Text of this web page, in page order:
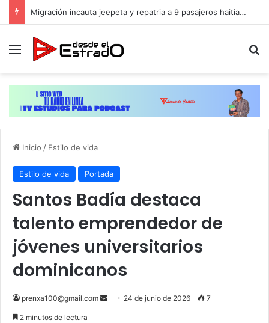
Migración incauta jeepeta y repatria a 9 pasajeros haitianos que transportaban en estatus irregular
Menú
Inicio / Estilo de vida
Estilo de vida Portada
Santos Badía destaca
talento emprendedor de
jóvenes universitarios
dominicanos
prenxa100@gmail.com
Send 24 de junio de 2026 7
2 minutos de lectura